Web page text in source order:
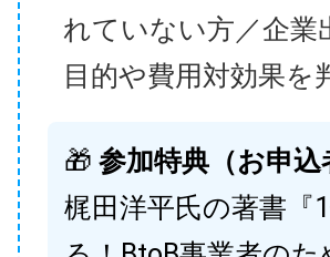
れていない方／企
目的や費用対効果
🎁 参加特典（お申込
梶田洋平氏の著書『